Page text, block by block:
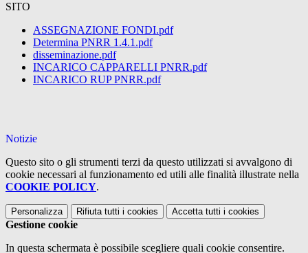
SITO
ASSEGNAZIONE FONDI.pdf
Determina PNRR 1.4.1.pdf
disseminazione.pdf
INCARICO CAPPARELLI PNRR.pdf
INCARICO RUP PNRR.pdf
Notizie
Questo sito o gli strumenti terzi da questo utilizzati si avvalgono di
cookie necessari al funzionamento ed utili alle finalità illustrate nella
COOKIE POLICY.
Personalizza Rifiuta tutti i cookies Accetta tutti i cookies
Gestione cookie
In questa schermata è possibile scegliere quali cookie consentire.